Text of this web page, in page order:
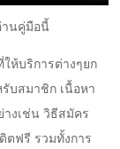
านคู่มือนี้
ห้บริการต่างๆยก
บสมาชิก เนื้อหา
งเช่น วิธีสมัคร
ตฟรี รวมทั้งการ